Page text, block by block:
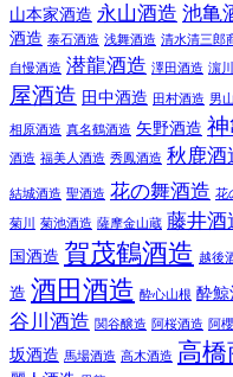
山本家酒造 永山酒造 池亀
酒造 泰石酒造 浅舞酒造 清水清三郎
自慢酒造 潜龍酒造 澤田酒造 濵
屋酒造 田中酒造 田村酒造 男山
相原酒造 真名鶴酒造 矢野酒造
酒造 福美人酒造 秀鳳酒造 秋鹿酒
結城酒造 聖酒造 花の舞酒造 花
菊川 菊池酒造 薩摩金山蔵 藤井酒
国酒造 賀茂鶴酒造 越後
造 酒田酒造 酔心山根 酔鯨
谷川酒造 関谷醸造 阿桜酒造 阿
坂酒造 馬場酒造 高木酒造 高橋